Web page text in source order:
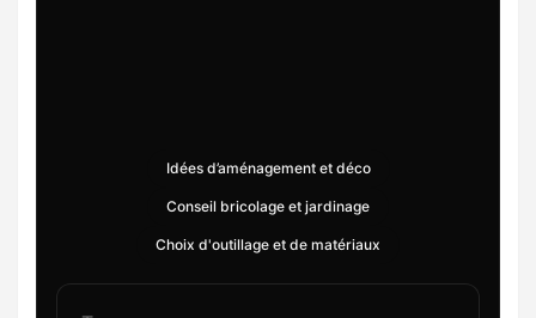
Idées d’aménagement et déco
Conseil bricolage et jardinage
Choix d'outillage et de matériaux